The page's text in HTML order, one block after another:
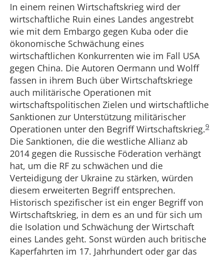
In einem reinen Wirtschaftskrieg wird der
wirtschaftliche Ruin eines Landes angestrebt
wie mit dem Embargo gegen Kuba oder die
ökonomische Schwächung eines
wirtschaftlichen Konkurrenten wie im Fall USA
gegen China. Die Autoren Oermann und Wolff
fassen in ihrem Buch über Wirtschaftskriege
auch militärische Operationen mit
wirtschaftspolitischen Zielen und wirtschaftliche
Sanktionen zur Unterstützung militärischer
Operationen unter den Begriff Wirtschaftskrieg.9
Die Sanktionen, die die westliche Allianz ab
2014 gegen die Russische Föderation verhängt
hat, um die RF zu schwächen und die
Verteidigung der Ukraine zu stärken, würden
diesem erweiterten Begriff entsprechen.
Historisch spezifischer ist ein enger Begriff von
Wirtschaftskrieg, in dem es an und für sich um
die Isolation und Schwächung der Wirtschaft
eines Landes geht. Sonst würden auch britische
Kaperfahrten im 17. Jahrhundert oder gar das